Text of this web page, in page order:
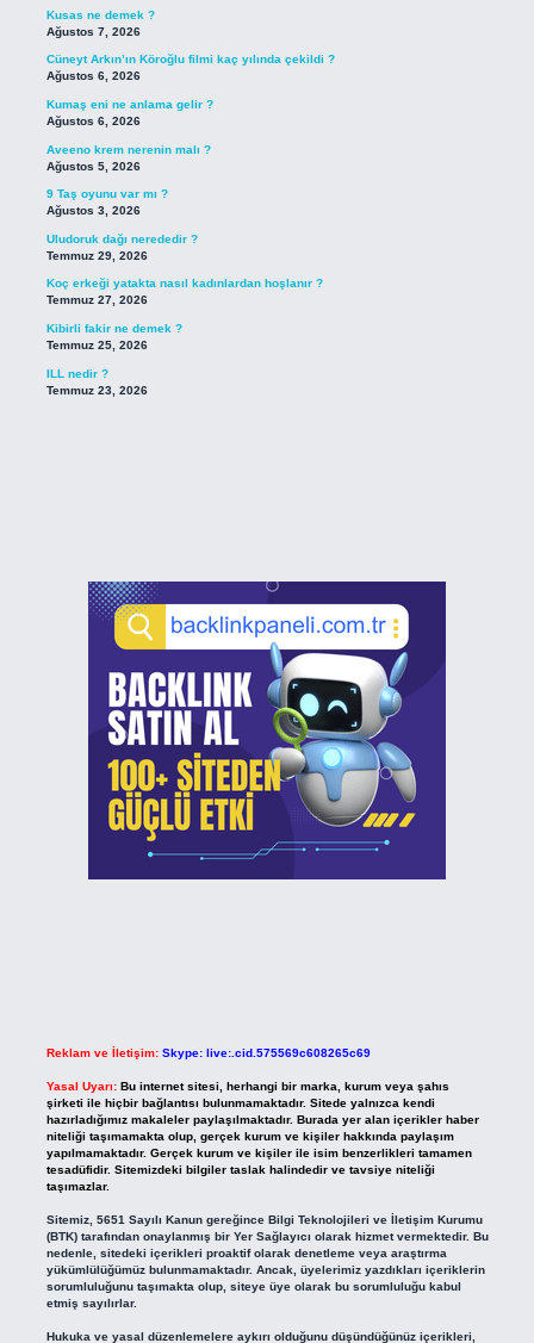
Kusas ne demek ?
Ağustos 7, 2026
Cüneyt Arkın’ın Köroğlu filmi kaç yılında çekildi ?
Ağustos 6, 2026
Kumaş eni ne anlama gelir ?
Ağustos 6, 2026
Aveeno krem nerenin malı ?
Ağustos 5, 2026
9 Taş oyunu var mı ?
Ağustos 3, 2026
Uludoruk dağı nerededir ?
Temmuz 29, 2026
Koç erkeği yatakta nasıl kadınlardan hoşlanır ?
Temmuz 27, 2026
Kibirli fakir ne demek ?
Temmuz 25, 2026
ILL nedir ?
Temmuz 23, 2026
Reklam ve İletişim: Skype: live:.cid.575569c608265c69
Yasal Uyarı: Bu internet sitesi, herhangi bir marka, kurum veya şahıs
şirketi ile hiçbir bağlantısı bulunmamaktadır. Sitede yalnızca kendi
hazırladığımız makaleler paylaşılmaktadır. Burada yer alan içerikler haber
niteliği taşımamakta olup, gerçek kurum ve kişiler hakkında paylaşım
yapılmamaktadır. Gerçek kurum ve kişiler ile isim benzerlikleri tamamen
tesadüfidir. Sitemizdeki bilgiler taslak halindedir ve tavsiye niteliği
taşımazlar.
Sitemiz, 5651 Sayılı Kanun gereğince Bilgi Teknolojileri ve İletişim Kurumu
(BTK) tarafından onaylanmış bir Yer Sağlayıcı olarak hizmet vermektedir. Bu
nedenle, sitedeki içerikleri proaktif olarak denetleme veya araştırma
yükümlülüğümüz bulunmamaktadır. Ancak, üyelerimiz yazdıkları içeriklerin
sorumluluğunu taşımakta olup, siteye üye olarak bu sorumluluğu kabul
etmiş sayılırlar.
Hukuka ve yasal düzenlemelere aykırı olduğunu düşündüğünüz içerikleri,